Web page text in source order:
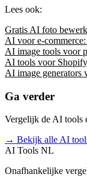
Lees ook:
Gratis AI foto
AI voor e-
AI image tools voor
AI tools voor
AI image generators
Ga verder
Vergelijk de AI tools
→ Bekijk alle AI
AI Tools NL
Onafhankelijke